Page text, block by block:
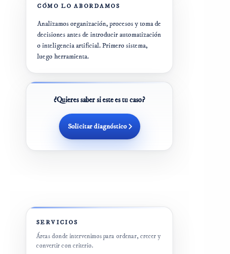
CÓMO LO ABORDAMOS
Analizamos organización, procesos y toma de
decisiones antes de introducir automatización
o inteligencia artificial. Primero sistema,
luego herramienta.
¿Quieres saber si este es tu caso?
Solicitar diagnóstico
SERVICIOS
Áreas donde intervenimos para ordenar, crecer y
convertir con criterio.